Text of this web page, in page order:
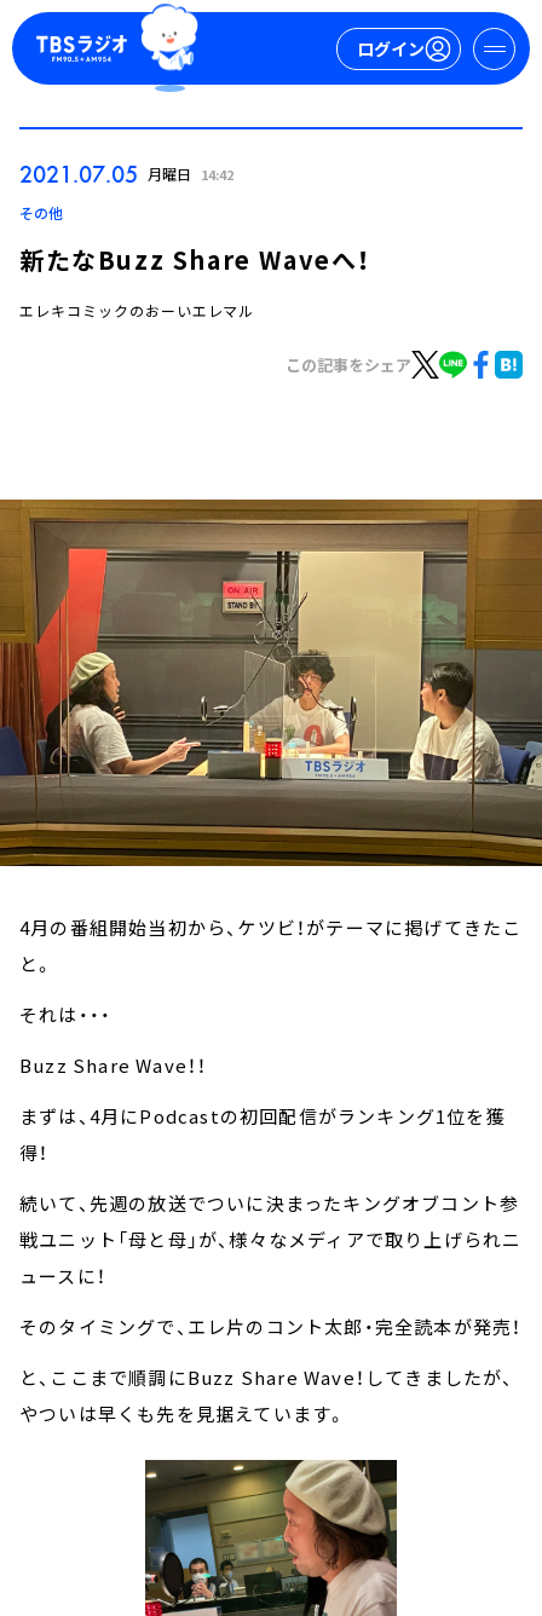
ログイン
トピックス
TBS Podcast
お知らせ
イベント・グッズ
YouTube
会社情報
2021.07.05 月曜日 14:42
その他
新たなBuzz Share Waveへ！
エレキコミックのおーいエレマル
この記事をシェア
4月の番組開始当初から、ケツビ！がテーマに掲げてきたこ
と。
それは・・・
Buzz Share Wave！！
まずは、4月にPodcastの初回配信がランキング1位を獲
得！
続いて、先週の放送でついに決まったキングオブコント参
戦ユニット「母と母」が、様々なメディアで取り上げられニ
ュースに！
そのタイミングで、エレ片のコント太郎・完全読本が発売！
と、ここまで順調にBuzz Share Wave！してきましたが、
やついは早くも先を見据えています。